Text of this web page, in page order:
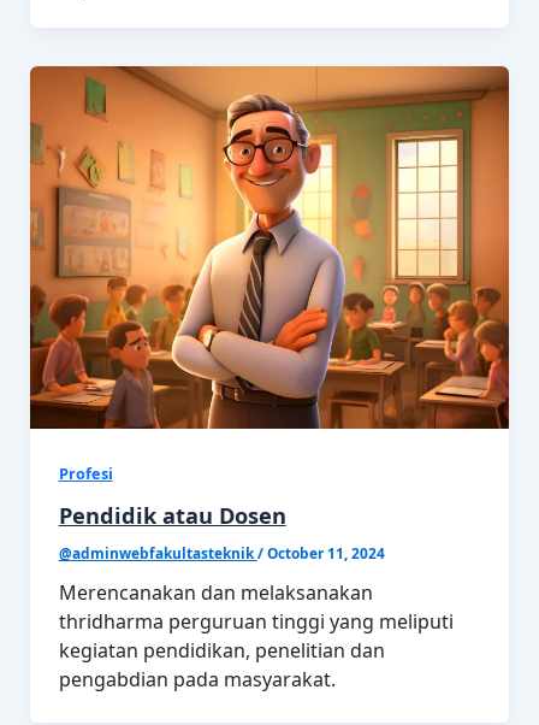
Profesi
Pendidik atau Dosen
@adminwebfakultasteknik/October 11, 2024
Merencanakan dan melaksanakan
thridharma perguruan tinggi yang meliputi
kegiatan pendidikan, penelitian dan
pengabdian pada masyarakat.